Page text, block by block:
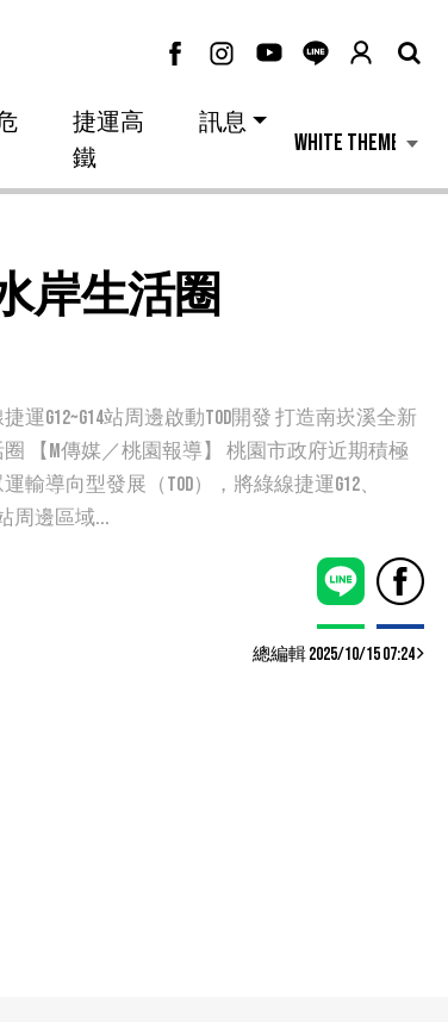
捷運高
鐵
訊息
岸生活圈
運G12~G14站周邊啟動TOD開發 打造南崁溪全新
【M傳媒／桃園報導】 桃園市政府近期積極
輸導向型發展（TOD），將綠線捷運G12、
站周邊區域...
總編輯 2025/10/15 07:24